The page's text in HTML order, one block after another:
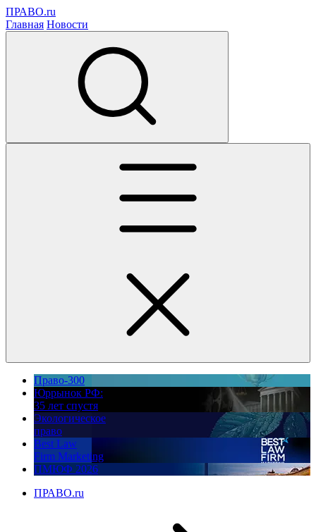
ПРАВО.ru
Главная Новости
Право-300
Юррынок РФ:
35 лет спустя
Экологическое
право
Best Law
Firm Marketing
ПМЮФ 2026
ПРАВО.ru